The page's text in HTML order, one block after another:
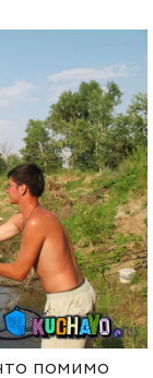
помимо